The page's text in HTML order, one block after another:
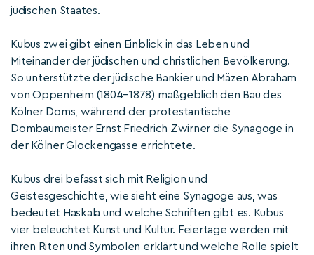
jüdischen Staates.
Kubus zwei gibt einen Einblick in das Leben und
Miteinander der jüdischen und christlichen Bevölkerung.
So unterstützte der jüdische Bankier und Mäzen Abraham
von Oppenheim (1804–1878) maßgeblich den Bau des
Kölner Doms, während der protestantische
Dombaumeister Ernst Friedrich Zwirner die Synagoge in
der Kölner Glockengasse errichtete.
Kubus drei befasst sich mit Religion und
Geistesgeschichte, wie sieht eine Synagoge aus, was
bedeutet Haskala und welche Schriften gibt es. Kubus
vier beleuchtet Kunst und Kultur. Feiertage werden mit
ihren Riten und Symbolen erklärt und welche Rolle spielt